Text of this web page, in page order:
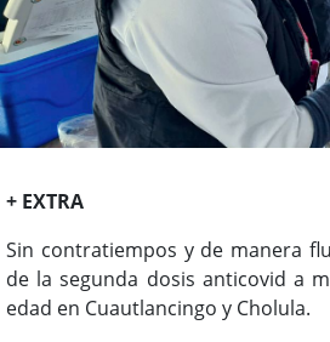
+ EXTRA
Sin contratiempos y de manera
de la segunda dosis anticovid a
edad en Cuautlancingo y Cholula.